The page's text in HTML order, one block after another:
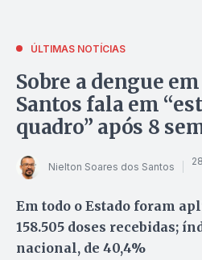
ÚLTIMAS NOTÍCIAS
Sobre a dengue
Santos fala em
quadro” após 8
Nielton Soares dos Santos
Em todo o Estado foram
158.505 doses recebidas;
nacional, de 40,4%